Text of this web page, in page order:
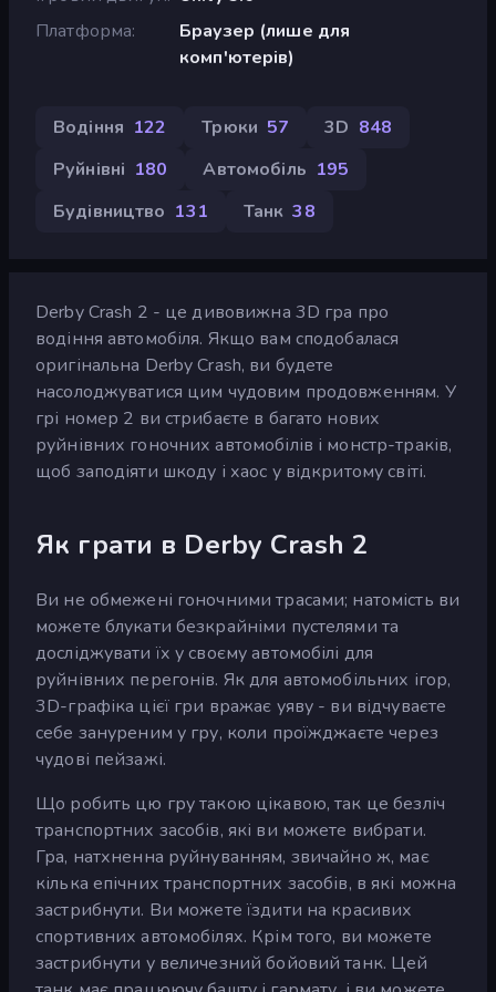
Платформа
Браузер (лише для
комп'ютерів)
Водіння 122 Трюки 57 3D 848
Руйнівні 180 Автомобіль 195
Будівництво 131 Танк 38
Derby Crash 2 - це дивовижна 3D гра про
водіння автомобіля. Якщо вам сподобалася
оригінальна Derby Crash, ви будете
насолоджуватися цим чудовим продовженням. У
грі номер 2 ви стрибаєте в багато нових
руйнівних гоночних автомобілів і монстр-траків,
щоб заподіяти шкоду і хаос у відкритому світі.
Як грати в Derby Crash 2
Ви не обмежені гоночними трасами; натомість ви
можете блукати безкрайніми пустелями та
досліджувати їх у своєму автомобілі для
руйнівних перегонів. Як для автомобільних ігор,
3D-графіка цієї гри вражає уяву - ви відчуваєте
себе зануреним у гру, коли проїжджаєте через
чудові пейзажі.
Що робить цю гру такою цікавою, так це безліч
транспортних засобів, які ви можете вибрати.
Гра, натхненна руйнуванням, звичайно ж, має
кілька епічних транспортних засобів, в які можна
застрибнути. Ви можете їздити на красивих
спортивних автомобілях. Крім того, ви можете
застрибнути у величезний бойовий танк. Цей